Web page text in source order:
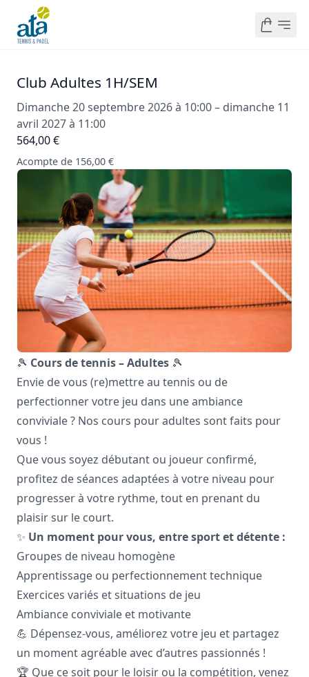
Club Adultes 1H/SEM
Dimanche 20 septembre 2026 à 10:00 – dimanche 11
avril 2027 à 11:00
564,00 €
Acompte de 156,00 €
🎾 Cours de tennis – Adultes 🎾
Envie de vous (re)mettre au tennis ou de
perfectionner votre jeu dans une ambiance
conviviale ? Nos cours pour adultes sont faits pour
vous !
Que vous soyez débutant ou joueur confirmé,
profitez de séances adaptées à votre niveau pour
progresser à votre rythme, tout en prenant du
plaisir sur le court.
✨ Un moment pour vous, entre sport et détente :
Groupes de niveau homogène
Apprentissage ou perfectionnement technique
Exercices variés et situations de jeu
Ambiance conviviale et motivante
💪 Dépensez-vous, améliorez votre jeu et partagez
un moment agréable avec d’autres passionnés !
🏆 Que ce soit pour le loisir ou la compétition, venez